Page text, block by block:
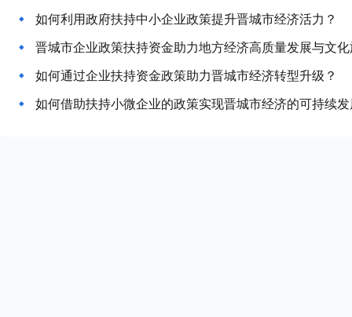
如何利用政府扶持中小企业政策提升晋城市经济活力？
晋城市企业政策扶持资金助力地方经济高质量发展与文
如何通过企业扶持资金政策助力晋城市经济转型升级？
如何借助扶持小微企业的政策实现晋城市经济的可持续